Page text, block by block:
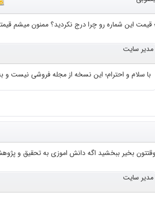
قیمت این شماره رو چرا درج نکردید؟ ممنون میشم
مدیر سایت
با سلام و احترام؛ این نسخه از مجله فروشی نیست
بخیر ببخشید اگه دانش اموزی به تحقیق و
مدیر سایت